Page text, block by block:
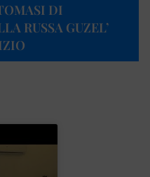
DI
RUSSA GUZEL’